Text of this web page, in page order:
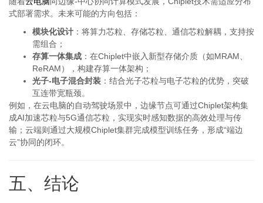
式部署需求。未来可能的方向包括：
模块化设计 ：将算力芯粒、存储芯粒、通信芯粒解耦，支持按
需组合；
存算一体集成 ：在Chiplet中嵌入新型存储介质（如MRAM、
ReRAM），构建存算一体架构；
光子-电子混合封装 ：结合光子芯粒与电子芯粒的优势，突破
互连带宽瓶颈。
例如，在云电脑的自动驾驶场景中，边缘节点可通过Chiplet架构集
成AI加速芯粒与5G通信芯粒，实现实时感知数据的高效处理与传
输；云端则通过大规模Chiplet集群完成模型训练任务，形成“端边
云”协同的闭环。
五、结论